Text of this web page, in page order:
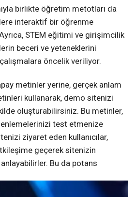
birlikte öğretim metotları da
interaktif bir öğrenme
STEM eğitimi ve girişimcilik
beceri ve yeteneklerini
öncelik veriliyor.
metinler yerine, gerçek anlam
kullanarak, demo sitenizi
oluşturabilirsiniz. Bu metinler,
test etmenize
ziyaret eden kullanıcılar,
geçerek sitenizin
Bu da potans